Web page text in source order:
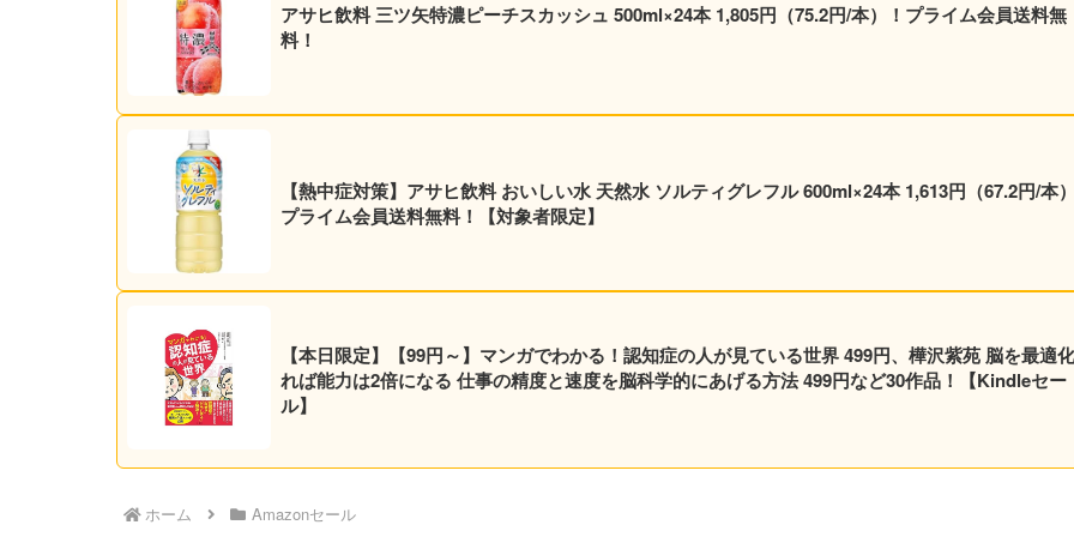
アサヒ飲料 三ツ矢特濃ピーチスカッシュ 500ml×24本 1,805円（75.2円/本）！プライム会員送料無
料！
【熱中症対策】アサヒ飲料 おいしい水 天然水 ソルティグレフル 600ml×24本 1,613円（67.2円/本
プライム会員送料無料！【対象者限定】
【本日限定】【99円～】マンガでわかる！認知症の人が見ている世界 499円、樺沢紫苑 脳を最適
れば能力は2倍になる 仕事の精度と速度を脳科学的にあげる方法 499円など30作品！【Kindleセー
ル】
ホーム Amazonセール